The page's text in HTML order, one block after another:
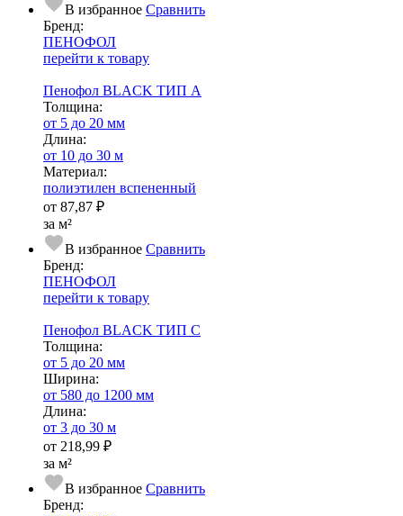
В избранное Сравнить
Бренд:
ПЕНОФОЛ
перейти к товару
Пенофол BLACK ТИП А
Тол­щи­на:
от 5 до 20 мм
Длина:
от 10 до 30 м
Ма­­те­­ри­­ал:
полиэтилен вспененный
от 87,87 ₽
за м²
В избранное Сравнить
Бренд:
ПЕНОФОЛ
перейти к товару
Пенофол BLACK ТИП С
Тол­щи­на:
от 5 до 20 мм
Ширина:
от 580 до 1200 мм
Длина:
от 3 до 30 м
от 218,99 ₽
за м²
В избранное Сравнить
Бренд: